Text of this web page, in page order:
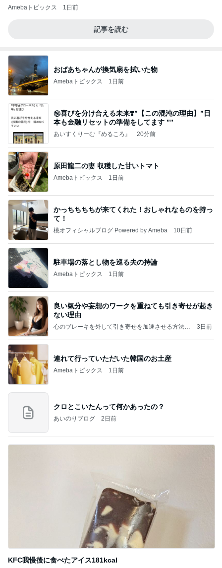
Amebaトピックス 1日前
記事を読む
おばあちゃんが換気扇を拭いた物
Amebaトピックス 1日前
㊗️喜びを分け合える未来❣️”【この混沌の理由】”⽇
本も⾦融リセットの準備をしてます ””
あいすくりーむ『めるころ』 20分前
原田龍二の妻 収穫した甘いトマト
Amebaトピックス 1日前
かっちちちちが来てくれた！おしゃれなものを持っ
て！
桃オフィシャルブログ Powered by Ameba 10日前
駐車場の落とし物を巡る夫の持論
Amebaトピックス 1日前
良い氣分や妄想のワークを重ねても引き寄せが起き
ない理由
心のブレーキを外して引き寄せを加速させる方法：
3日前
連れて行っていただいた韓国のお土産
Amebaトピックス 1日前
クロとこいたんって何かあったの？
あいのりブログ 2日前
KFC我慢後に食べたアイス181kcal